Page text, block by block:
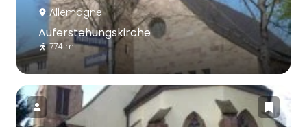
Allemagne
Auferstehungskirche
774 m